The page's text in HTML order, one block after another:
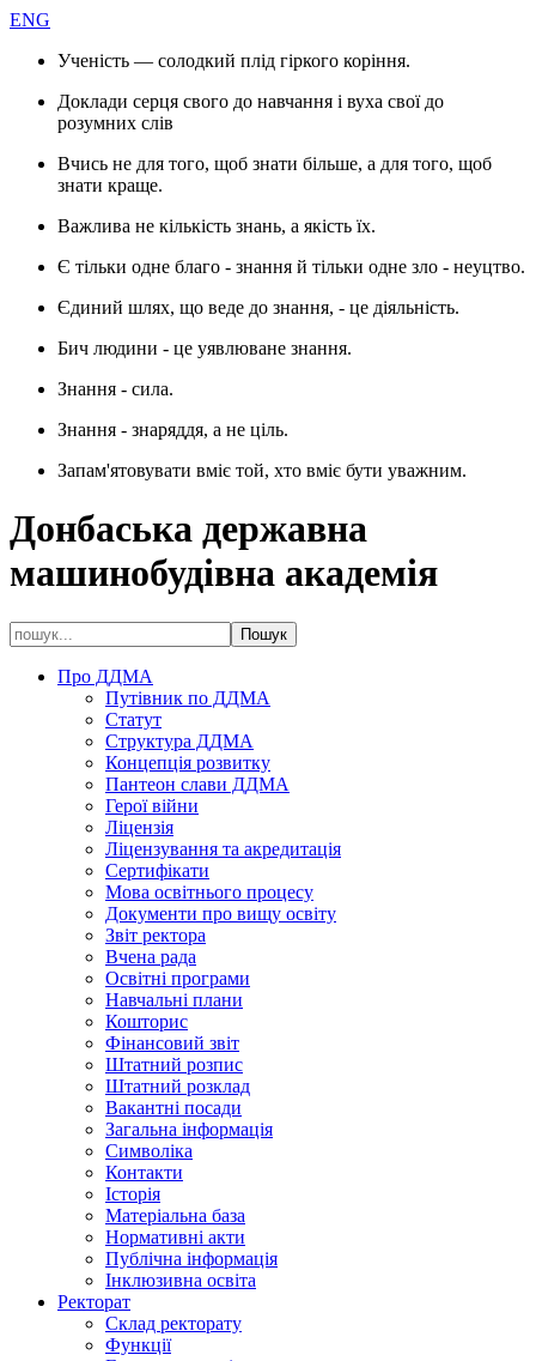
ENG
Ученість — солодкий плід гіркого коріння.
Доклади серця свого до навчання і вуха свої до
розумних слів
Вчись не для того, щоб знати більше, а для того, щоб
знати краще.
Важлива не кількість знань, а якість їх.
Є тільки одне благо - знання й тільки одне зло - неуцтво.
Єдиний шлях, що веде до знання, - це діяльність.
Бич людини - це уявлюване знання.
Знання - сила.
Знання - знаряддя, а не ціль.
Запам'ятовувати вміє той, хто вміє бути уважним.
Донбаська державна
машинобудівна академія
Про ДДМА
Путівник по ДДМА
Статут
Структура ДДМА
Концепція розвитку
Пантеон слави ДДМА
Герої війни
Ліцензія
Ліцензування та акредитація
Сертифікати
Мова освітнього процесу
Документи про вищу освіту
Звіт ректора
Вчена рада
Освітні програми
Навчальні плани
Кошторис
Фінансовий звіт
Штатний розпис
Штатний розклад
Вакантні посади
Загальна інформація
Символіка
Контакти
Історія
Матеріальна база
Нормативні акти
Публічна інформація
Інклюзивна освіта
Ректорат
Склад ректорату
Функції